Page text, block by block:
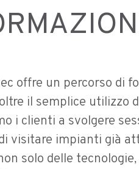
offre un percorso di
il semplice utilizzo
i clienti a svolgere
visitare impianti già
solo delle